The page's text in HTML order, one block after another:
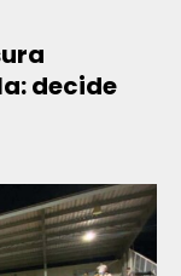
decide